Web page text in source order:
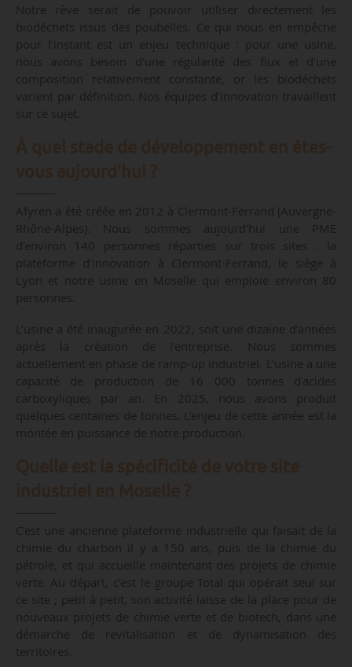
Notre rêve serait de pouvoir utiliser directement les
biodéchets issus des poubelles. Ce qui nous en empêche
pour l’instant est un enjeu technique : pour une usine,
nous avons besoin d’une régularité des flux et d’une
composition relativement constante, or les biodéchets
varient par définition. Nos équipes d’innovation travaillent
sur ce sujet.
Afyren a été créée en 2012 à Clermont-Ferrand (Auvergne-
Rhône-Alpes). Nous sommes aujourd’hui une PME
d’environ 140 personnes réparties sur trois sites : la
plateforme d’innovation à Clermont-Ferrand, le siège à
Lyon et notre usine en Moselle qui emploie environ 80
personnes.
L’usine a été inaugurée en 2022, soit une dizaine d’années
après la création de l’entreprise. Nous sommes
actuellement en phase de ramp-up industriel. L’usine a une
capacité de production de 16 000 tonnes d’acides
carboxyliques par an. En 2025, nous avons produit
quelques centaines de tonnes. L’enjeu de cette année est la
montée en puissance de notre production.
C’est une ancienne plateforme industrielle qui faisait de la
chimie du charbon il y a 150 ans, puis de la chimie du
pétrole, et qui accueille maintenant des projets de chimie
verte. Au départ, c’est le groupe Total qui opérait seul sur
ce site ; petit à petit, son activité laisse de la place pour de
nouveaux projets de chimie verte et de biotech, dans une
démarche de revitalisation et de dynamisation des
territoires.